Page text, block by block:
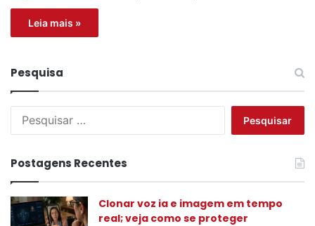
Leia mais »
Pesquisa
s
a
Postagens Recentes
Clonar voz ia e imagem em tempo
real; veja como se proteger